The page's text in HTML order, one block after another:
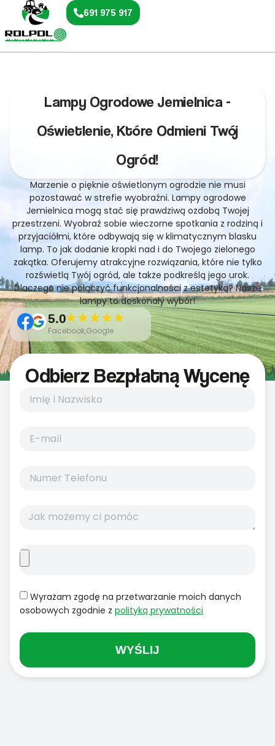
691 975 917
Lampy Ogrodowe Jemielnica -
Oświetlenie, Które Odmieni Twój
Ogród!
Marzenie o pięknie oświetlonym ogrodzie nie musi
pozostawać w strefie wyobraźni. Lampy ogrodowe
Jemielnica mogą stać się prawdziwą ozdobą Twojej
przestrzeni. Wyobraź sobie wieczorne spotkania z rodziną i
przyjaciółmi, które odbywają się w klimatycznym blasku
lamp. To jak dodanie kropki nad i do Twojego zielonego
zakątka. Oferujemy atrakcyjne rozwiązania, które nie tylko
rozświetlą Twój ogród, ale także podkreślą jego urok.
Dlaczego nie połączyć funkcjonalności z estetyką? Nasze
lampy to doskonały wybór!
5.0
Facebook,Google
Odbierz Bezpłatną Wycenę
Wyrażam zgodę na przetwarzanie moich danych
osobowych zgodnie z polityką prywatności
WYŚLIJ